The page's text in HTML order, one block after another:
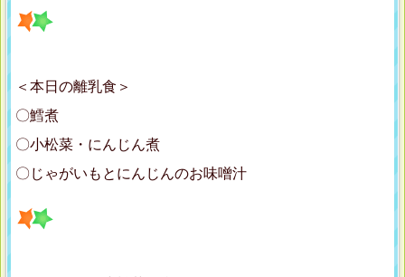
＜本日の離乳食＞
〇鱈煮
〇小松菜・にんじん煮
〇じゃがいもとにんじんのお味噌汁